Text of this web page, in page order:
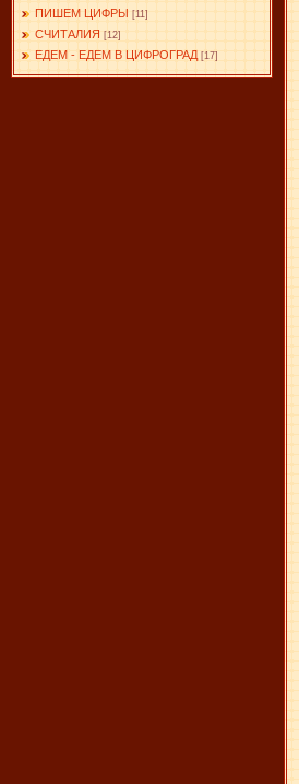
ПИШЕМ ЦИФРЫ [11]
СЧИТАЛИЯ [12]
ЕДЕМ - ЕДЕМ В ЦИФРОГРАД [17]